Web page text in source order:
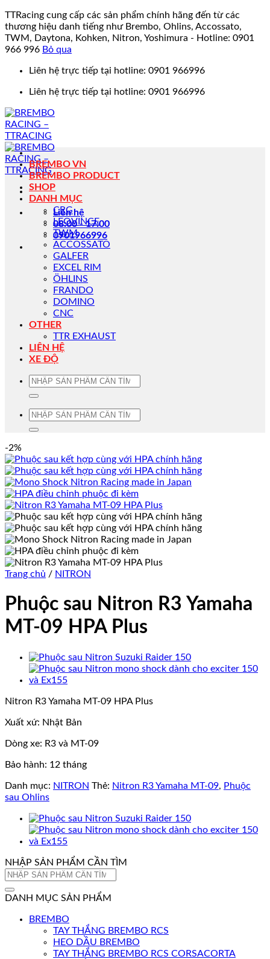
TTRacing cung cấp các sản phẩm chính hãng đến từ các
thương hiệu danh tiếng như Brembo, Ohlins, Accossato,
TWM, Daytona, Kohken, Nitron, Yoshimura - Hotline: 0901
966 996 Bỏ qua
Liên hệ trực tiếp tại hotline: 0901 966996
Liên hệ trực tiếp tại hotline: 0901 966996
Liên hệ
08:00 - 17:00
0901966996
BREMBO VN
BREMBO PRODUCT
SHOP
DANH MỤC
CRG
LEOVINCE
TWM
ACCOSSATO
GALFER
EXCEL RIM
ÖHLINS
FRANDO
DOMINO
CNC
OTHER
TTR EXHAUST
LIÊN HỆ
XE ĐỘ
Tìm
Tìm
-2%
Trang chủ / NITRON
Phuộc sau Nitron R3 Yamaha
MT-09 HPA Plus
Nitron R3 Yamaha MT-09 HPA Plus
Xuất xứ: Nhật Bản
Dòng xe: R3 và MT-09
Bảo hành: 12 tháng
Danh mục: NITRON Thẻ: Nitron R3 Yamaha MT-09, Phuộc
sau Ohlins
NHẬP SẢN PHẨM CẦN TÌM
Tìm
DANH MỤC SẢN PHẨM
BREMBO
TAY THẮNG BREMBO RCS
HEO DẦU BREMBO
TAY THẮNG BREMBO RCS CORSACORTA